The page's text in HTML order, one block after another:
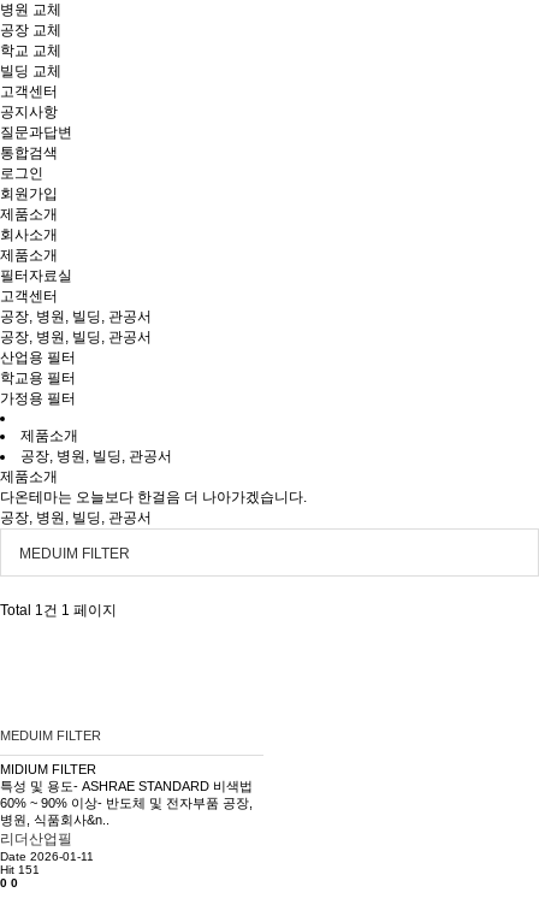
병원 교체
공장 교체
학교 교체
빌딩 교체
고객센터
공지사항
질문과답변
통합검색
로그인
회원가입
제품소개
회사소개
제품소개
필터자료실
고객센터
공장, 병원, 빌딩, 관공서
공장, 병원, 빌딩, 관공서
산업용 필터
학교용 필터
가정용 필터
제품소개
공장, 병원, 빌딩, 관공서
제품소개
다온테마는 오늘보다 한걸음 더 나아가겠습니다.
공장, 병원, 빌딩, 관공서
MEDUIM FILTER
Total 1건 1 페이지
MEDUIM FILTER
MIDIUM FILTER
특성 및 용도- ASHRAE STANDARD 비색법
60% ~ 90% 이상- 반도체 및 전자부품 공장,
병원, 식품회사&n..
리더산업필
Date 2026-01-11
Hit 151
0 0